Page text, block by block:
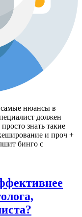
самые нюансы в
должен
знать такие
и проч +
бинго с